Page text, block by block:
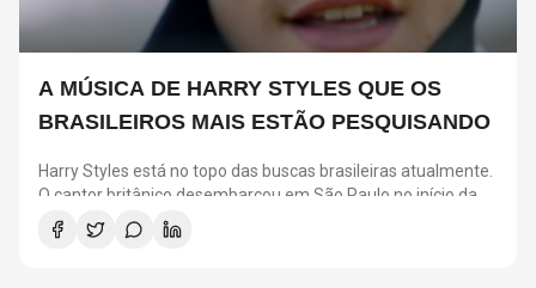
A MÚSICA DE HARRY STYLES QUE OS
BRASILEIROS MAIS ESTÃO PESQUISANDO
Harry Styles está no topo das buscas brasileiras atualmente.
O cantor britânico desembarcou em São Paulo no início da
semana para cumprir uma agenda de quatro shows na
capital paulista.